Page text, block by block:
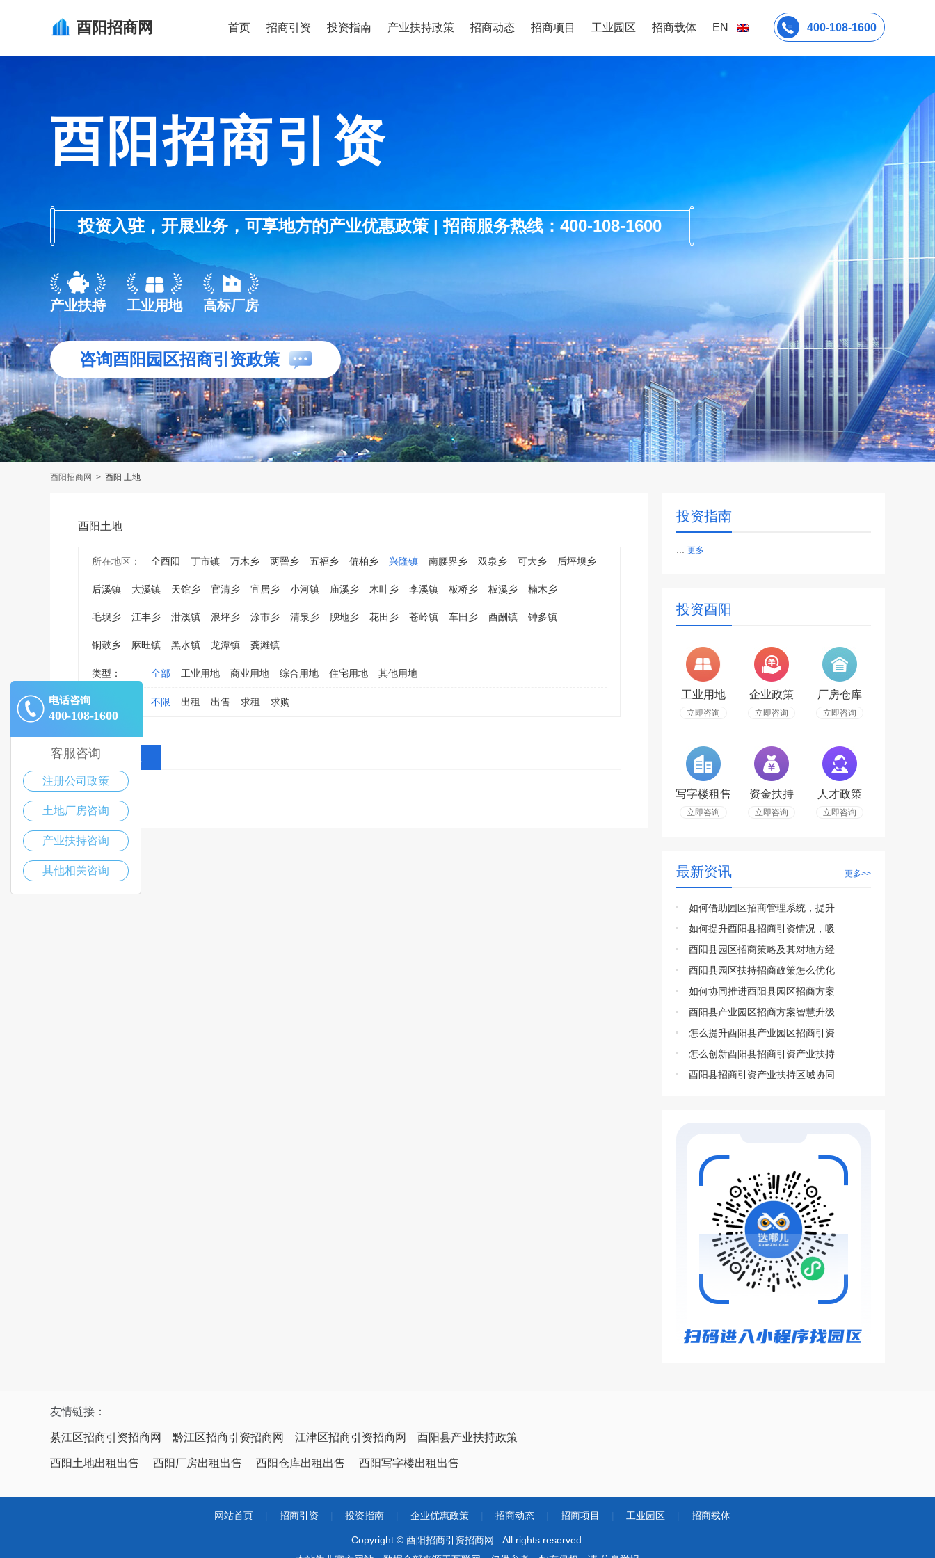
酉阳招商网 首页 招商引资 投资指南 产业扶持政策 招商动态 招商项目 工业园区 招商载体 EN 400-108-1600
酉阳招商引资
投资入驻，开展业务，可享地方的产业优惠政策 | 招商服务热线：400-108-1600
产业扶持 工业用地 高标厂房
咨询酉阳园区招商引资政策
酉阳招商网 > 酉阳 土地
酉阳土地
所在地区： 全酉阳 丁市镇 万木乡 两罾乡 五福乡 偏柏乡 兴隆镇 南腰界乡 双泉乡 可大乡 后坪坝乡
后溪镇 大溪镇 天馆乡 官清乡 宜居乡 小河镇 庙溪乡 木叶乡 李溪镇 板桥乡 板溪乡 楠木乡
毛坝乡 江丰乡 泔溪镇 浪坪乡 涂市乡 清泉乡 腴地乡 花田乡 苍岭镇 车田乡 酉酬镇 钟多镇
铜鼓乡 麻旺镇 黑水镇 龙潭镇 龚滩镇
类型： 全部 工业用地 商业用地 综合用地 住宅用地 其他用地
不限 出租 出售 求租 求购
全部消息
投资指南
更多
投资酉阳
工业用地
立即咨询
企业政策
立即咨询
厂房仓库
立即咨询
写字楼租售
立即咨询
资金扶持
立即咨询
人才政策
立即咨询
最新资讯 更多>>
如何借助园区招商管理系统，提升
如何提升酉阳县招商引资情况，吸
酉阳县园区招商策略及其对地方经
酉阳县园区扶持招商政策怎么优化
如何协同推进酉阳县园区招商方案
酉阳县产业园区招商方案智慧升级
怎么提升酉阳县产业园区招商引资
怎么创新酉阳县招商引资产业扶持
酉阳县招商引资产业扶持区域协同
友情链接：
綦江区招商引资招商网 黔江区招商引资招商网 江津区招商引资招商网 酉阳县产业扶持政策
酉阳土地出租出售 酉阳厂房出租出售 酉阳仓库出租出售 酉阳写字楼出租出售
网站首页 招商引资 投资指南 企业优惠政策 招商动态 招商项目 工业园区 招商载体
Copyright © 酉阳招商引资招商网 . All rights reserved.
电话咨询
400-108-1600
客服咨询
注册公司政策
土地厂房咨询
产业扶持咨询
其他相关咨询